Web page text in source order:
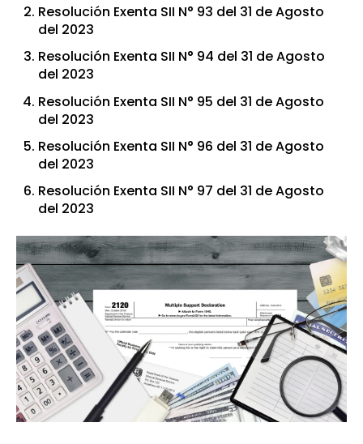
Resolución Exenta SII N° 93 del 31 de Agosto
del 2023
Resolución Exenta SII N° 94 del 31 de Agosto
del 2023
Resolución Exenta SII N° 95 del 31 de Agosto
del 2023
Resolución Exenta SII N° 96 del 31 de Agosto
del 2023
Resolución Exenta SII N° 97 del 31 de Agosto
del 2023